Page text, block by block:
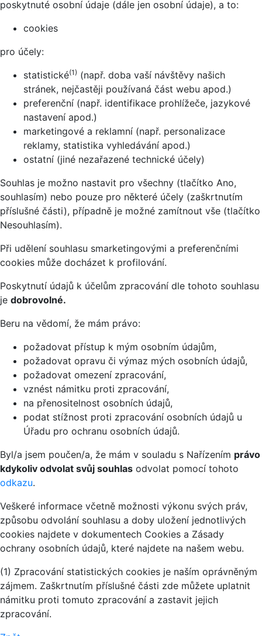
poskytnuté osobní údaje (dále jen osobní údaje), a to:
cookies
pro účely:
statistické(1) (např. doba vaší návštěvy našich
stránek, nejčastěji používaná část webu apod.)
preferenční (např. identifikace prohlížeče, jazykové
nastavení apod.)
marketingové a reklamní (např. personalizace
reklamy, statistika vyhledávání apod.)
ostatní (jiné nezařazené technické účely)
Souhlas je možno nastavit pro všechny (tlačítko Ano,
souhlasím) nebo pouze pro některé účely (zaškrtnutím
příslušné části), případně je možné zamítnout vše (tlačítko
Nesouhlasím).
Při udělení souhlasu smarketingovými a preferenčními
cookies může docházet k profilování.
Poskytnutí údajů k účelům zpracování dle tohoto souhlasu
je dobrovolné.
Beru na vědomí, že mám právo:
požadovat přístup k mým osobním údajům,
požadovat opravu či výmaz mých osobních údajů,
požadovat omezení zpracování,
vznést námitku proti zpracování,
na přenositelnost osobních údajů,
podat stížnost proti zpracování osobních údajů u
Úřadu pro ochranu osobních údajů.
Byl/a jsem poučen/a, že mám v souladu s Nařízením právo
kdykoliv odvolat svůj souhlas odvolat pomocí tohoto
odkazu.
Veškeré informace včetně možnosti výkonu svých práv,
způsobu odvolání souhlasu a doby uložení jednotlivých
cookies najdete v dokumentech Cookies a Zásady
ochrany osobních údajů, které najdete na našem webu.
(1) Zpracování statistických cookies je naším oprávněným
zájmem. Zaškrtnutím příslušné části zde můžete uplatnit
námitku proti tomuto zpracování a zastavit jejich
zpracování.